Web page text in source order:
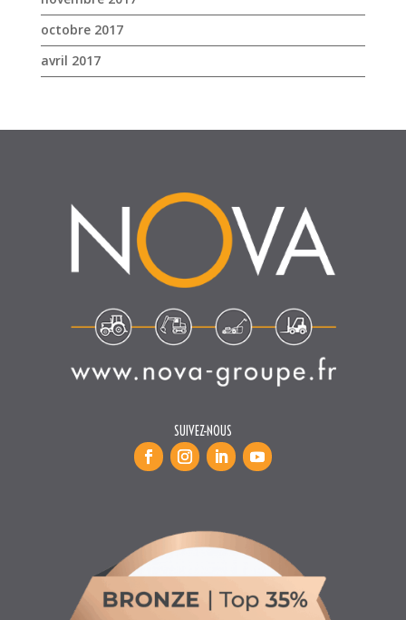
octobre 2017
avril 2017
SUIVEZ-NOUS